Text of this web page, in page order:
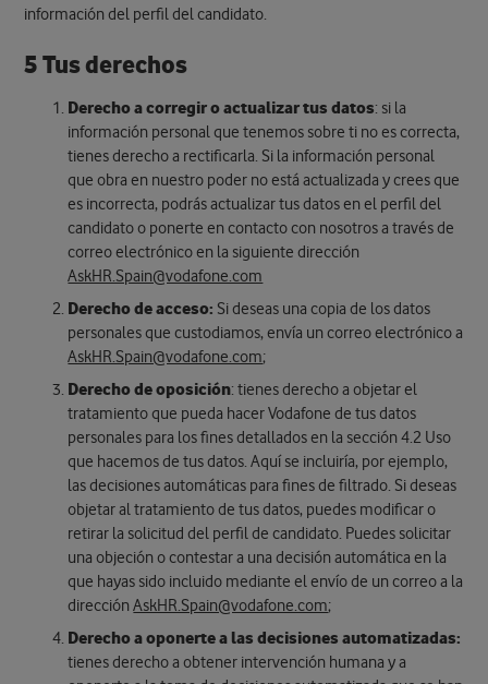
información del perfil del candidato.
5 Tus derechos
Derecho a corregir o actualizar tus datos: si la
información personal que tenemos sobre ti no es correcta,
tienes derecho a rectificarla. Si la información personal
que obra en nuestro poder no está actualizada y crees que
es incorrecta, podrás actualizar tus datos en el perfil del
candidato o ponerte en contacto con nosotros a través de
correo electrónico en la siguiente dirección
AskHR.Spain@vodafone.com
Derecho de acceso: Si deseas una copia de los datos
personales que custodiamos, envía un correo electrónico a
AskHR.Spain@vodafone.com;
Derecho de oposición: tienes derecho a objetar el
tratamiento que pueda hacer Vodafone de tus datos
personales para los fines detallados en la sección 4.2 Uso
que hacemos de tus datos. Aquí se incluiría, por ejemplo,
las decisiones automáticas para fines de filtrado. Si deseas
objetar al tratamiento de tus datos, puedes modificar o
retirar la solicitud del perfil de candidato. Puedes solicitar
una objeción o contestar a una decisión automática en la
que hayas sido incluido mediante el envío de un correo a la
direcciónAskHR.Spain@vodafone.com;
Derecho a oponerte a las decisiones automatizadas:
tienes derecho a obtener intervención humana y a